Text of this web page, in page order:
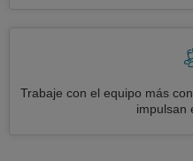
Trabaje con el equipo más
impulsan